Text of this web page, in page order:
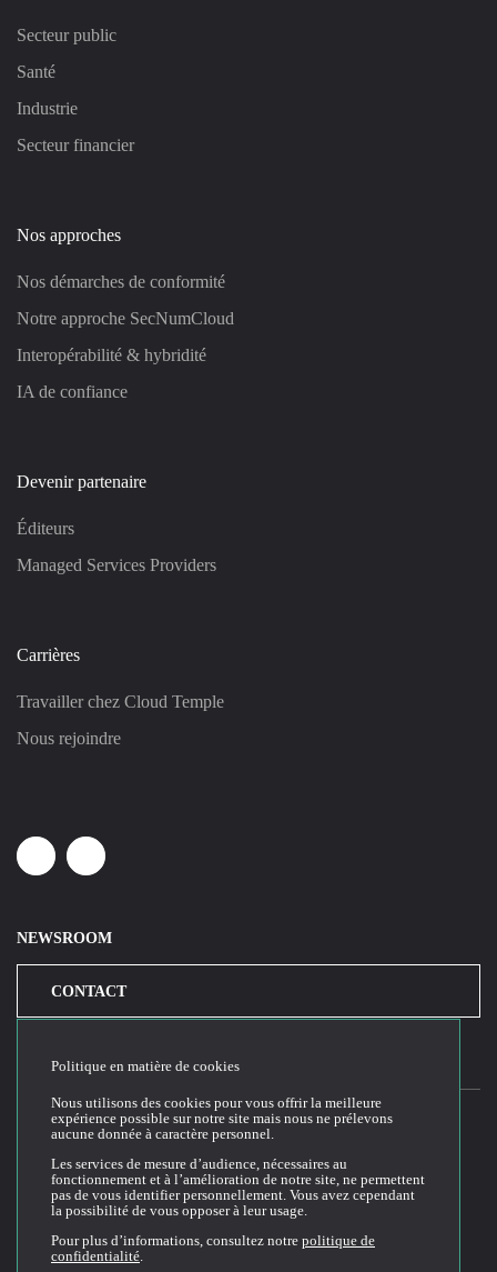
Secteur public
Santé
Industrie
Secteur financier
Nos approches
Nos démarches de conformité
Notre approche SecNumCloud
Interopérabilité & hybridité
IA de confiance
Devenir partenaire
Éditeurs
Managed Services Providers
Carrières
Travailler chez Cloud Temple
Nous rejoindre
LinkedinYoutube
NEWSROOM
CONTACT
Conditions générales d'utilisation du site web
Politique de confidentialité
Politique de cookies
Conditions Générales de Vente et Utilisation (CGVU)
Politique en matière de cookies
Nous utilisons des cookies pour vous offrir la meilleure
expérience possible sur notre site mais nous ne prélevons
aucune donnée à caractère personnel.
Les services de mesure d’audience, nécessaires au
fonctionnement et à l’amélioration de notre site, ne permettent
pas de vous identifier personnellement. Vous avez cependant
la possibilité de vous opposer à leur usage.
Pour plus d’informations, consultez notre politique de
confidentialité.